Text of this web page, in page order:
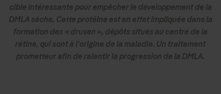
cible intéressante pour empêcher le développement de la
DMLA sèche. Cette protéine est en effet impliquée dans la
formation des « drusen », dépôts situés au centre de la
rétine, qui sont à l’origine de la maladie. Un traitement
prometteur afin de ralentir la progression de la DMLA.